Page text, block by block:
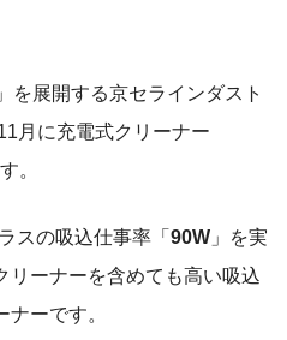
を展開する京セラインダスト
月に充電式クリーナー
。
スの吸込仕事率「 90W 」を実
リーナーを含めても高い吸込
ーです。